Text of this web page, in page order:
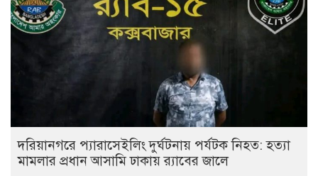
দরিয়ানগরে প্যারাসেইলিং দুর্ঘটনায় পর্যটক নিহত: হত্যা
মামলার প্রধান আসামি ঢাকায় র‌্যাবের জালে